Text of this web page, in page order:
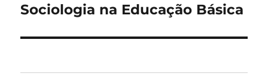
Sociologia na Educação Básica